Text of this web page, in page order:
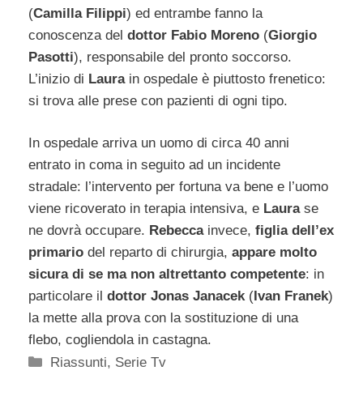
(Camilla Filippi) ed entrambe fanno la
conoscenza del dottor Fabio Moreno (Giorgio
Pasotti), responsabile del pronto soccorso.
L’inizio di Laura in ospedale è piuttosto frenetico:
si trova alle prese con pazienti di ogni tipo.
In ospedale arriva un uomo di circa 40 anni
entrato in coma in seguito ad un incidente
stradale: l’intervento per fortuna va bene e l’uomo
viene ricoverato in terapia intensiva, e Laura se
ne dovrà occupare. Rebecca invece, figlia dell’ex
primario del reparto di chirurgia, appare molto
sicura di se ma non altrettanto competente: in
particolare il dottor Jonas Janacek (Ivan Franek)
la mette alla prova con la sostituzione di una
flebo, cogliendola in castagna.
Categorie
Riassunti, Serie Tv